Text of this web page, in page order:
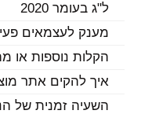
ל"ג בעומר 2020
מענק לעצמאים
הקלות נוספות או
איך להקים אתר
השעיה זמנית של